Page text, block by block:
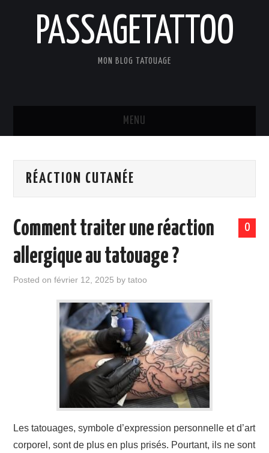
PASSAGETATTOO
MON BLOG TATOUAGE
MENU
BLOG
ART ET CULTURE
INSPIRATION
SOINS DES TATOUAGES
RÉACTION CUTANÉE
0
Comment traiter une réaction
allergique au tatouage ?
Posted onfévrier 12, 2025 bytatoo
Les tatouages, symbole d’expression personnelle et d’art
corporel, sont de plus en plus prisés. Pourtant, ils ne sont